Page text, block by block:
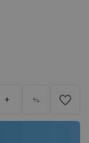
+ favorite_border